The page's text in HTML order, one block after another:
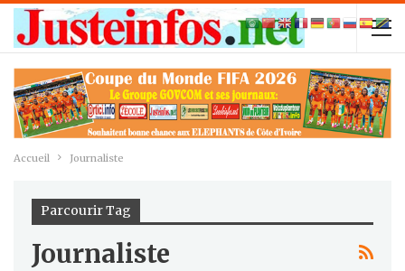
Accueil Journaliste
Parcourir Tag
Journaliste